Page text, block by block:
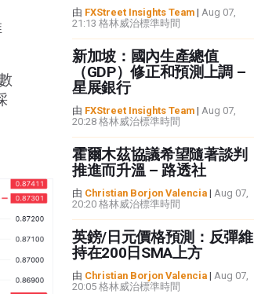
由 FXStreet Insights Team| Aug 07,
21:13 格林威治標準時間
新加坡：國內生產總值
（GDP）修正和預測上調 –
星展銀行
由 FXStreet Insights Team| Aug 07,
20:28 格林威治標準時間
霍爾木茲協議希望隨著談判
推進而升溫 – 路透社
由 Christian Borjon Valencia| Aug 07,
20:20 格林威治標準時間
英鎊/日元價格預測：反彈維
持在200日SMA上方
由 Christian Borjon Valencia| Aug 07,
20:05 格林威治標準時間